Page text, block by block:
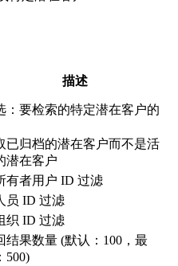
描述
：要检索的特定潜在客户的
已归档的潜在客户而不是活
潜在客户
有者用户 ID 过滤
员 ID 过滤
织 ID 过滤
结果数量 (默认：100，最
500)